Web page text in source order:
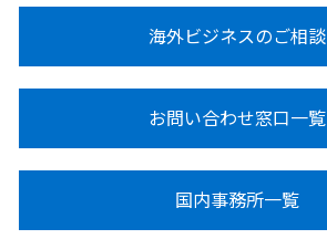
海外ビジネスのご相談
お問い合わせ窓口一覧
国内事務所一覧